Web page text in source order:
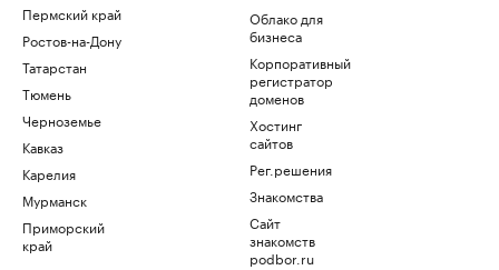
Пермский край
Ростов-на-Дону
Татарстан
Тюмень
Черноземье
Кавказ
Карелия
Мурманск
Приморский
край
Облако для
бизнеса
Корпоративный
регистратор
доменов
Хостинг
сайтов
Рег.решения
Знакомства
Сайт
знакомств
podbor.ru